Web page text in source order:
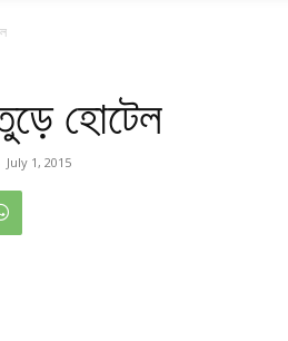
হোটেল
July 1, 2015